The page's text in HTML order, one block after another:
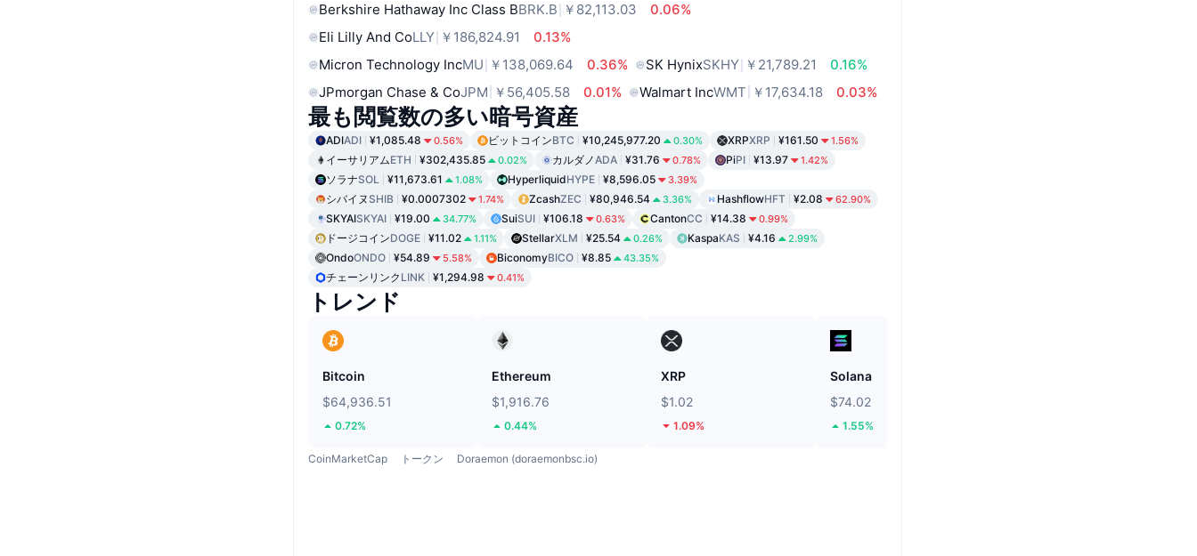
Berkshire Hathaway Inc Class BBRK.B ￥82,113.03
0.06%
Eli Lilly And CoLLY ￥186,824.91
0.13%
Micron Technology IncMU ￥138,069.64 0.36% SK HynixSKHY ￥21,789.21
0.16%
JPmorgan Chase & CoJPM ￥56,405.58 0.01% Walmart IncWMT ￥17,634.18 0.03%
最も閲覧数の多い暗号資産
ADIADI ¥1,085.48 0.56% ビットコインBTC ¥10,245,977.20 0.30% XRPXRP ¥161.50 1.56%
イーサリアムETH ¥302,435.85 0.02% カルダノADA ¥31.76 0.78% PiPI ¥13.97 1.42%
ソラナSOL ¥11,673.61 1.08% HyperliquidHYPE ¥8,596.05 3.39%
シバイヌ SHIB ¥0.0007302 1.74% ZcashZEC ¥80,946.54 3.36% HashflowHFT ¥2.08 62.90%
SKYAISKYAI ¥19.00 34.77% SuiSUI ¥106.18 0.63% CantonCC ¥14.38 0.99%
ドージコインDOGE ¥11.02 1.11% StellarXLM ¥25.54 0.26% KaspaKAS ¥4.16 2.99%
OndoONDO ¥54.89 5.58% BiconomyBICO ¥8.85 43.35%
チェーンリンク LINK ¥1,294.98 0.41%
トレンド
Bitcoin
$64,936.51
0.72%
Ethereum
$1,916.76
0.44%
XRP
$1.02
1.09%
Solana
$74.02
1.55%
CoinMarketCap トークン Doraemon (doraemonbsc.io)